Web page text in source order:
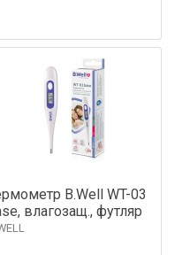
B.Well WT-03
влагозащ., футляр